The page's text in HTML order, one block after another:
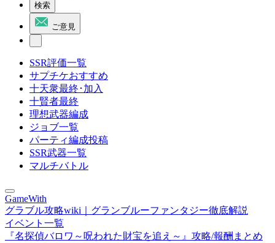
検索
ご意見
SSR評価一覧
サプチケおすすめ
十天衆最終･加入
十賢者最終
理想武器編成
ジョブ一覧
パーティ編成投稿
SSR武器一覧
マルチバトル
GameWith
グラブル攻略wiki｜グランブルーファンタジー徹底解説
イベント一覧
『名探偵バロワ～呪われた財宝を追え～』攻略/報酬まとめ